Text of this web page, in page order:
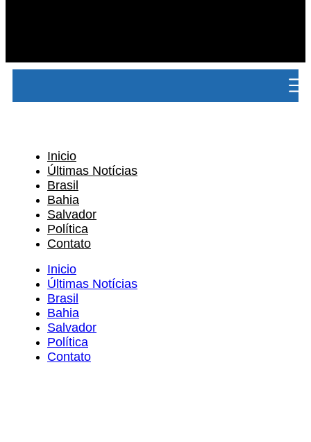
Inicio
Últimas Notícias
Brasil
Bahia
Salvador
Política
Contato
Inicio
Últimas Notícias
Brasil
Bahia
Salvador
Política
Contato